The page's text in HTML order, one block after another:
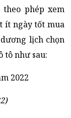
theo phép xem
ít ngày tốt mua
lịch chọn
tô như sau: